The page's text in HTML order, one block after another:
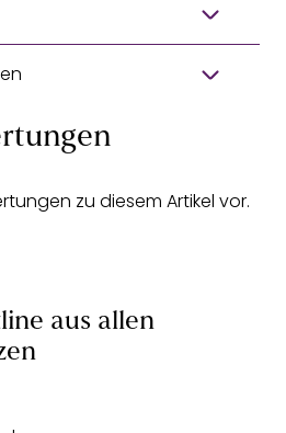
zu diesem Artikel vor.
aus allen